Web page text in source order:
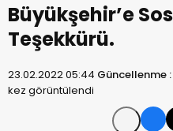
Büyükşehir’e
Teşekkürü.
23.02.2022 05:44 Güncellenme :
kez görüntülendi